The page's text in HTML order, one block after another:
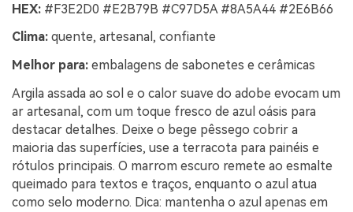
HEX: #F3E2D0 #E2B79B #C97D5A #8A5A44 #2E6B66
Clima: quente, artesanal, confiante
Melhor para: embalagens de sabonetes e cerâmicas
Argila assada ao sol e o calor suave do adobe evocam um
ar artesanal, com um toque fresco de azul oásis para
destacar detalhes. Deixe o bege pêssego cobrir a
maioria das superfícies, use a terracota para painéis e
rótulos principais. O marrom escuro remete ao esmalte
queimado para textos e traços, enquanto o azul atua
como selo moderno. Dica: mantenha o azul apenas em